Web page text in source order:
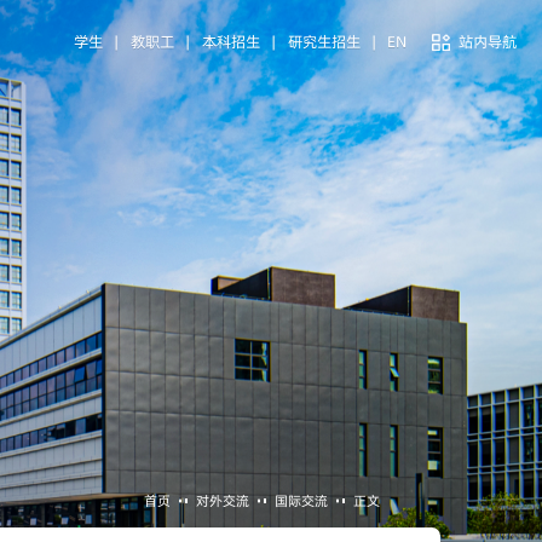
学生 | 教职工 | 本科招生 | 研究生招生 | EN 站内导航
首页 对外交流 国际交流 正文